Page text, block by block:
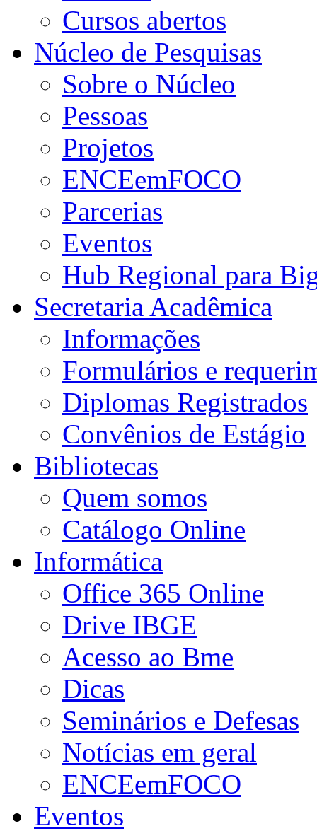
Cursos abertos
Núcleo de Pesquisas
Sobre o Núcleo
Pessoas
Projetos
ENCEemFOCO
Parcerias
Eventos
Hub Regional para
Secretaria Acadêmica
Informações
Formulários e
Diplomas Registrados
Convênios de Estágio
Bibliotecas
Quem somos
Catálogo Online
Informática
Office 365 Online
Drive IBGE
Acesso ao Bme
Dicas
Seminários e Defesas
Notícias em geral
ENCEemFOCO
Eventos